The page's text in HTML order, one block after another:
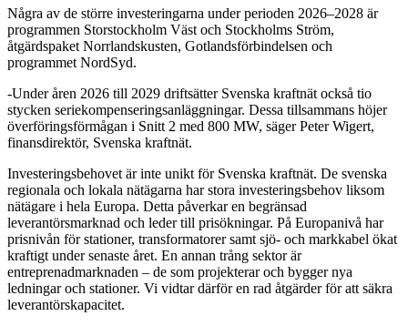
Några av de större investeringarna under perioden 2026–2028 är
programmen Storstockholm Väst och Stockholms Ström,
åtgärdspaket Norrlandskusten, Gotlandsförbindelsen och
programmet NordSyd.
-Under åren 2026 till 2029 driftsätter Svenska kraftnät också tio
stycken seriekompenseringsanläggningar. Dessa tillsammans höjer
överföringsförmågan i Snitt 2 med 800 MW, säger Peter Wigert,
finansdirektör, Svenska kraftnät.
Investeringsbehovet är inte unikt för Svenska kraftnät. De svenska
regionala och lokala nätägarna har stora investeringsbehov liksom
nätägare i hela Europa. Detta påverkar en begränsad
leverantörsmarknad och leder till prisökningar. På Europanivå har
prisnivån för stationer, transformatorer samt sjö- och markkabel ökat
kraftigt under senaste året. En annan trång sektor är
entreprenadmarknaden – de som projekterar och bygger nya
ledningar och stationer. Vi vidtar därför en rad åtgärder för att säkra
leverantörskapacitet.